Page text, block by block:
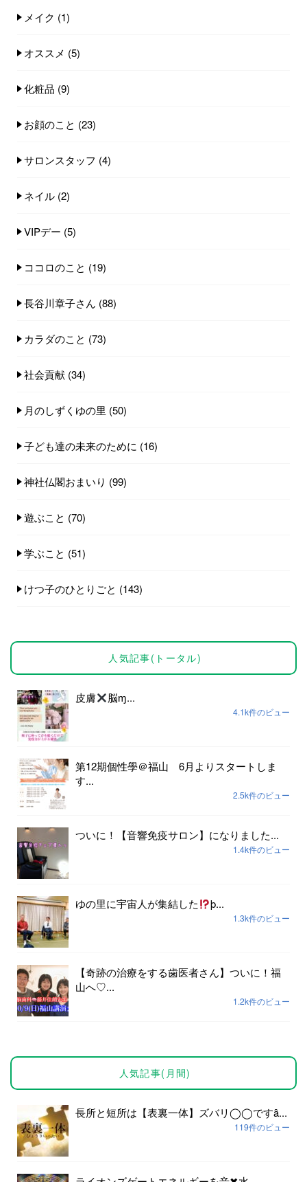
メイク (1)
オススメ (5)
化粧品 (9)
お顔のこと (23)
サロンスタッフ (4)
ネイル (2)
VIPデー (5)
ココロのこと (19)
長谷川章子さん (88)
カラダのこと (73)
社会貢献 (34)
月のしずくゆの里 (50)
子ども達の未来のために (16)
神社仏閣おまいり (99)
遊ぶこと (70)
学ぶこと (51)
けつ子のひとりごと (143)
人気記事(トータル)
皮膚 脳ɱ...
4.1k件のビュー
第12期個性學＠福山 6月よりスタートしま
す...
2.5k件のビュー
ついに！【音響免疫サロン】になりました...
1.4k件のビュー
ゆの里に宇宙人が集結した þ...
1.3k件のビュー
【奇跡の治療をする歯医者さん】ついに！福
山へ♡...
1.2k件のビュー
人気記事(月間)
長所と短所は【表裏一体】ズバリ◯◯ですȃ...
119件のビュー